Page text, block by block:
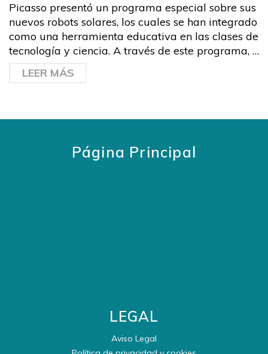
Picasso presentó un programa especial sobre sus
nuevos robots solares, los cuales se han integrado
como una herramienta educativa en las clases de
tecnología y ciencia. A través de este programa, …
LEER MÁS
Página Principal
LEGAL
Aviso Legal